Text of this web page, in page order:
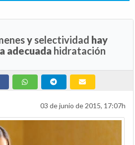
y selectividad hay
adecuada hidratación
03 de junio de 2015, 17:07h